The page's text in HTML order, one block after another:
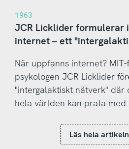
1963
JCR Licklider formulerar
internet – ett
När uppfanns internet?
psykologen JCR Licklider
"intergalaktiskt nätverk" där
hela världen kan prata med
Läs hela artikeln